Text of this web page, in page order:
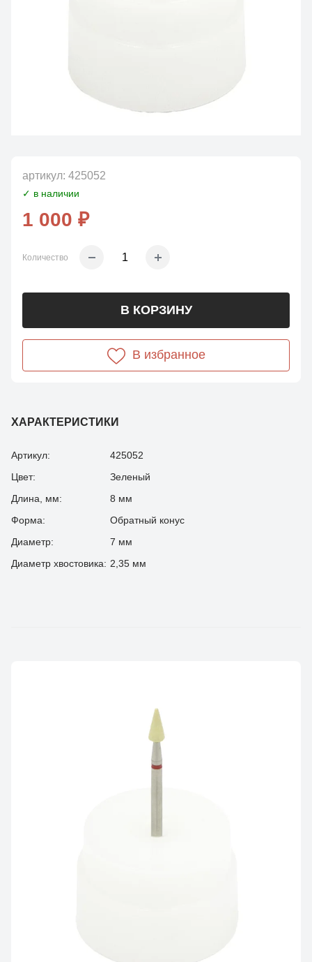
ХАРАКТЕРИСТИКИ
Артикул:
425052
Цвет:
Зеленый
Длина, мм:
8 мм
Форма:
Обратный конус
Диаметр:
7 мм
Диаметр хвостовика: 2,35 мм
артикул: 425052
✓ в наличии
1 000 ₽
Количество
В КОРЗИНУ
В избранное